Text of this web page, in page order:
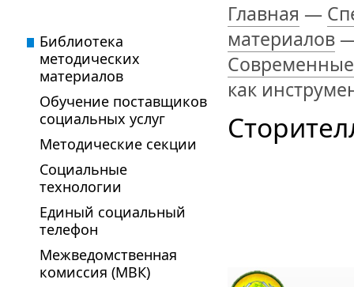
Главная —
материалов
как
Библиотека
методических
материалов
Обучение поставщиков
социальных услуг
Методические секции
Социальные
технологии
Единый социальный
телефон
Межведомственная
комиссия (МВК)